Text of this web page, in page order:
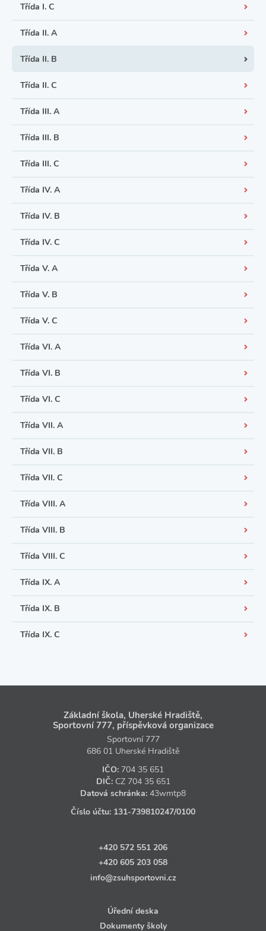
Třída I. C
Třída II. A
Třída II. B
Třída II. C
Třída III. A
Třída III. B
Třída III. C
Třída IV. A
Třída IV. B
Třída IV. C
Třída V. A
Třída V. B
Třída V. C
Třída VI. A
Třída VI. B
Třída VI. C
Třída VII. A
Třída VII. B
Třída VII. C
Třída VIII. A
Třída VIII. B
Třída VIII. C
Třída IX. A
Třída IX. B
Třída IX. C
Základní škola, Uherské Hradiště,
Sportovní 777, příspěvková organizace
Sportovní 777
686 01 Uherské Hradiště
IČO: 704 35 651
DIČ: CZ 704 35 651
Datová schránka: 43wmtp8
Číslo účtu: 131‑739810247/0100
+420 572 551 206
+420 605 203 058
info@zsuhsportovni.cz
Úřední deska
Dokumenty školy